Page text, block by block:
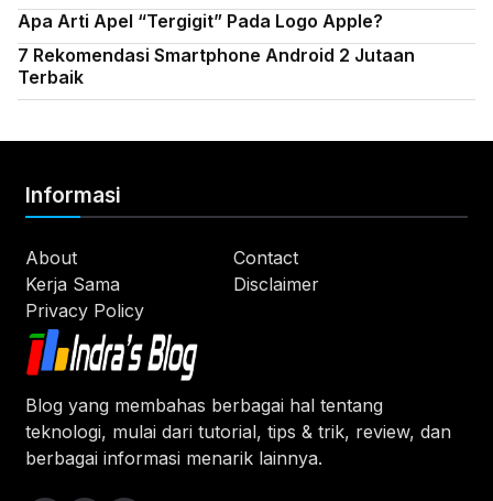
Apa Arti Apel “Tergigit” Pada Logo Apple?
7 Rekomendasi Smartphone Android 2 Jutaan
Terbaik
Blog yang membahas berbagai hal tentang
teknologi, mulai dari tutorial, tips & trik, review, dan
berbagai informasi menarik lainnya.
Informasi
About
Contact
Kerja Sama
Disclaimer
Privacy Policy